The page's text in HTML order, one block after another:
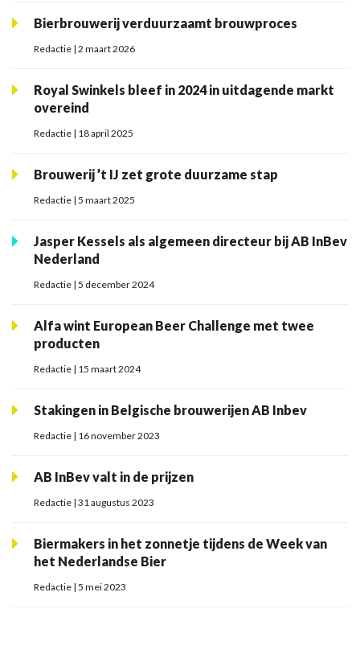
Bierbrouwerij verduurzaamt brouwproces
Redactie | 2 maart 2026
Royal Swinkels bleef in 2024 in uitdagende markt
overeind
Redactie | 18 april 2025
Brouwerij ’t IJ zet grote duurzame stap
Redactie | 5 maart 2025
Jasper Kessels als algemeen directeur bij AB InBev
Nederland
Redactie | 5 december 2024
Alfa wint European Beer Challenge met twee
producten
Redactie | 15 maart 2024
Stakingen in Belgische brouwerijen AB Inbev
Redactie | 16 november 2023
AB InBev valt in de prijzen
Redactie | 31 augustus 2023
Biermakers in het zonnetje tijdens de Week van
het Nederlandse Bier
Redactie | 5 mei 2023